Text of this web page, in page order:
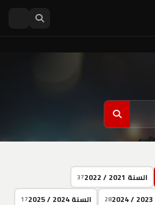
السنة 2021 / 2022 37
28 السنة 2024 / 2025 17